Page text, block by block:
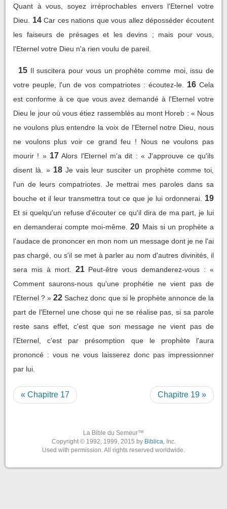
Quant à vous, soyez irréprochables envers l'Eternel votre
Dieu.
14 Car ces nations que vous allez déposséder écoutent
les faiseurs de présages et les devins ; mais pour vous,
l'Eternel votre Dieu n'a rien voulu de pareil.
15 Il suscitera pour vous un prophète comme moi, issu de
votre peuple, l'un de vos compatriotes : écoutez-le.
16 Cela
est conforme à ce que vous avez demandé à l'Eternel votre
Dieu le jour où vous étiez rassemblés au mont Horeb : « Nous
ne voulons plus entendre la voix de l'Eternel notre Dieu, nous
ne voulons plus voir ce grand feu ! Nous ne voulons pas
mourir ! » 17 Alors l'Eternel m'a dit : « J'approuve ce qu'ils
disent là. » 18 Je vais leur susciter un prophète comme toi,
l'un de leurs compatriotes. Je mettrai mes paroles dans sa
bouche et il leur transmettra tout ce que je lui ordonnerai.
19
Et si quelqu'un refuse d'écouter ce qu'il dira de ma part, je lui
en demanderai compte moi-même. 20 Mais si un prophète a
l'audace de prononcer en mon nom un message dont je ne l'ai
pas chargé, ou s'il se met à parler au nom d'autres divinités, il
sera mis à mort.
21 Peut-être vous demanderez-vous : «
Comment saurons-nous qu'une prophétie ne vient pas de
l'Eternel ? » 22 Sachez donc que si le prophète annonce de la
part de l'Eternel une chose qui ne se réalise pas, si sa parole
reste sans effet, c'est que son message ne vient pas de
l'Eternel, c'est par présomption que le prophète l'aura
prononcé : vous ne vous laisserez donc pas impressionner
par lui.
« Chapitre 17 Chapitre 19 »
La Bible du Semeur™
Copyright © 1992, 1999, 2015 by Biblica, Inc.
Used with permission. All rights reserved worldwide.